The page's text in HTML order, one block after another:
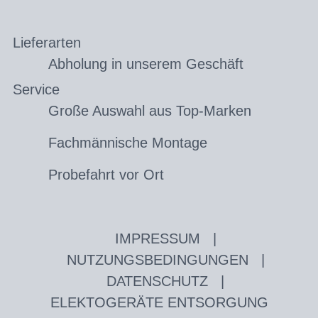
Lieferarten
Abholung in unserem Geschäft
Service
Große Auswahl aus Top-Marken
Fachmännische Montage
Probefahrt vor Ort
IMPRESSUM
NUTZUNGSBEDINGUNGEN
DATENSCHUTZ
ELEKTOGERÄTE ENTSORGUNG